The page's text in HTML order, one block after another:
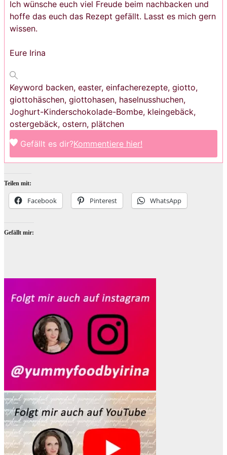
Ich wünsche euch viel Freude beim nachbacken und
hoffe das euch das Rezept gefällt. Lasst es mich gern
wissen.
Eure Irina
Keyword backen, easter, einfacherezepte, giotto,
giottohäschen, giottohasen, haselnusshuchen,
Joghurt-Kinderschokolade-Bombe, kleingebäck,
ostergebäck, ostern, plätchen
Gefällt es dir?Kommentiere hier!
Teilen mit:
Facebook Pinterest WhatsApp
Gefällt mir: